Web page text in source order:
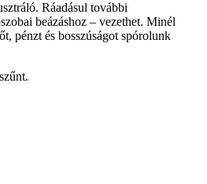
Ráadásul további
beázáshoz – vezethet. Minél
pénzt és bosszúságot spórolunk